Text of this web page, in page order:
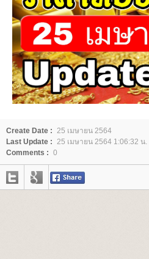
Create Date :
25 เมษายน 2564
Last Update :
25 เมษายน 2564 1:06:32 น.
Comments : 0